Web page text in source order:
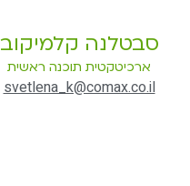
סבטלנה קלמיקוב
ארכיטקטית תוכנה ראשית
svetlena_k@comax.co.il